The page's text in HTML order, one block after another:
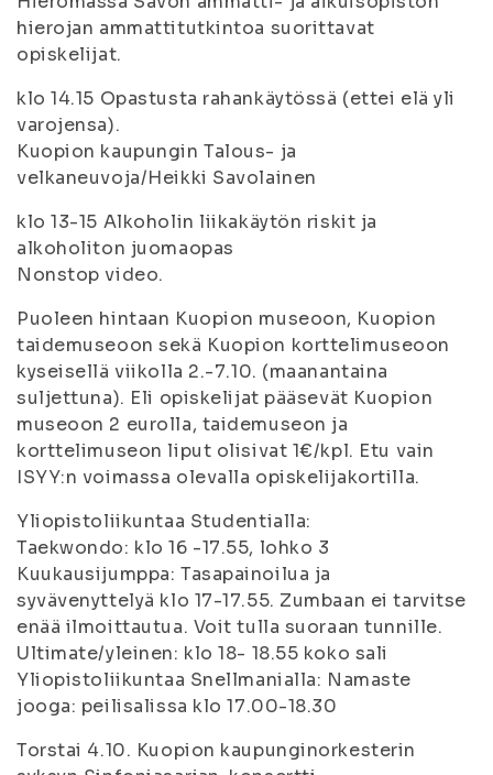
hierojan ammattitutkintoa suorittavat
opiskelijat.
klo 14.15 Opastusta rahankäytössä (ettei elä yli
varojensa).
Kuopion kaupungin Talous- ja
velkaneuvoja/Heikki Savolainen
klo 13-15 Alkoholin liikakäytön riskit ja
alkoholiton juomaopas
Nonstop video.
Puoleen hintaan Kuopion museoon, Kuopion
taidemuseoon sekä Kuopion korttelimuseoon
kyseisellä viikolla 2.-7.10. (maanantaina
suljettuna). Eli opiskelijat pääsevät Kuopion
museoon 2 eurolla, taidemuseon ja
korttelimuseon liput olisivat 1€/kpl. Etu vain
ISYY:n voimassa olevalla opiskelijakortilla.
Yliopistoliikuntaa Studentialla:
Taekwondo: klo 16 -17.55, lohko 3
Kuukausijumppa: Tasapainoilua ja
syvävenyttelyä klo 17-17.55. Zumbaan ei tarvitse
enää ilmoittautua. Voit tulla suoraan tunnille.
Ultimate/yleinen: klo 18- 18.55 koko sali
Yliopistoliikuntaa Snellmanialla: Namaste
jooga: peilisalissa klo 17.00-18.30
Torstai 4.10. Kuopion kaupunginorkesterin